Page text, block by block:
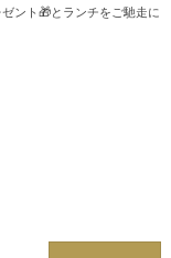
ント🎁とランチをご馳走に